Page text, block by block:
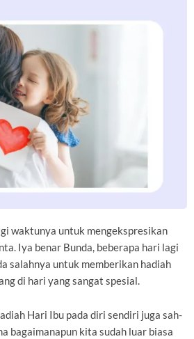
waktunya untuk mengekspresikan
Iya benar Bunda, beberapa hari lagi
salahnya untuk memberikan hadiah
di hari yang sangat spesial.
Hari Ibu pada diri sendiri juga sah-
bagaimanapun kita sudah luar biasa